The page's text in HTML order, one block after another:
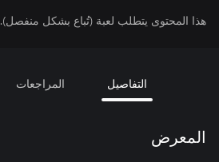
هذا المحتوى يتطلب لعبة (تُباع بشكل منفصل).
التفاصيل المراجعات
المعرض